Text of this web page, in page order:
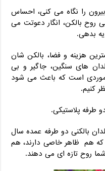
را نگاه می ‌کنی، احساس
بالکن، انگار دعوتت می‌
بدهی.
هزینه و فضا، بالکن‌ شان
های سنگین، جاگیر و بی
است که باعث می ‌شود
کنیم.
طرفه پلاستیکی.
بالکنی دو طرفه عمده سال
که هم ظاهر خاصی دارند، هم
روح تازه ‌ای می ‌دهند.